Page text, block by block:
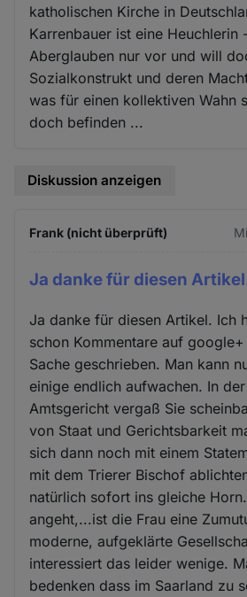
katholischen Kirche in
Karrenbauer ist eine Heuchlerin
Aberglauben nur vor und will
Sozialkonstrukt und deren
was für einen kollektiven Wahn
doch befinden ...
Diskussion anzeigen
Frank (nicht überprüft)
Ja danke für diesen
Ja danke für diesen Artikel. Ich
schon Kommentare auf
Sache geschrieben. Man kann
einige endlich aufwachen. In
Amtsgericht vergaß Sie
von Staat und Gerichtsbarkeit
sich dann noch mit einem
mit dem Trierer Bischof
natürlich sofort ins gleiche
angeht,...ist die Frau eine
moderne, aufgeklärte
interessiert das leider wenige.
bedenken dass im Saarland zu